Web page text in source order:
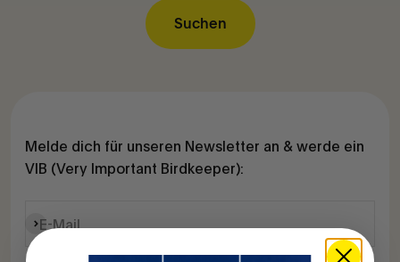
Suchen
Melde dich für unseren Newsletter an & werde ein
VIB (Very Important Birdkeeper):
E-Mail
Abonnieren